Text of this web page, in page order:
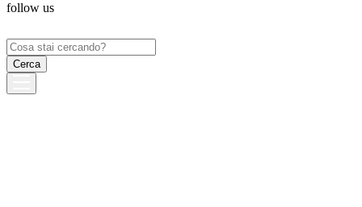
follow us
Ricerca
per: